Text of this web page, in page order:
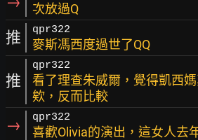
次放過Q
推 qpr322
麥斯馮西度過世了QQ
推
qpr322
看了理查朱威爾，覺得凱西
欸，反而比較
→ qpr322
喜歡Olivia的演出，這女人去